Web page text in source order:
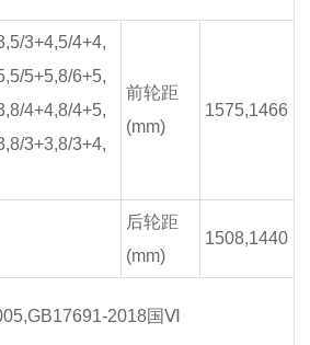
3+4,5/4+4,
5+5,8/6+5,
4+4,8/4+5,
3+3,8/3+4,
前轮距
(mm)
1575,1466
后轮距
(mm)
1508,1440
2018国Ⅵ